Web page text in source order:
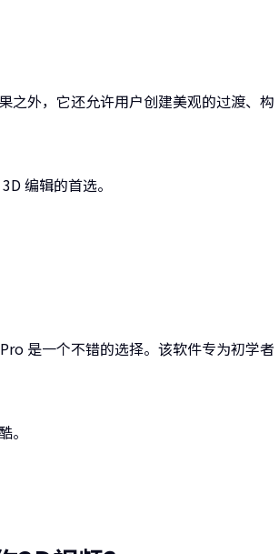
之外，它还允许用户创建美观的过渡、构
编辑的首选。
是一个不错的选择。该软件专为初学者
。